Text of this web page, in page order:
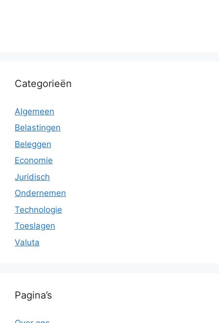
Categorieën
Algemeen
Belastingen
Beleggen
Economie
Juridisch
Ondernemen
Technologie
Toeslagen
Valuta
Pagina’s